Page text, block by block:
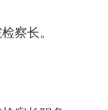
检察长。